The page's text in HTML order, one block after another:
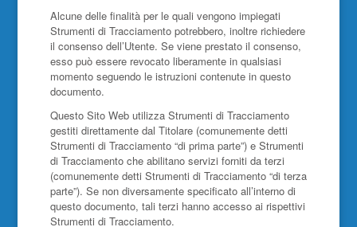
Alcune delle finalità per le quali vengono impiegati
Strumenti di Tracciamento potrebbero, inoltre richiedere
il consenso dell’Utente. Se viene prestato il consenso,
esso può essere revocato liberamente in qualsiasi
momento seguendo le istruzioni contenute in questo
documento.
Questo Sito Web utilizza Strumenti di Tracciamento
gestiti direttamente dal Titolare (comunemente detti
Strumenti di Tracciamento “di prima parte”) e Strumenti
di Tracciamento che abilitano servizi forniti da terzi
(comunemente detti Strumenti di Tracciamento “di terza
parte”). Se non diversamente specificato all’interno di
questo documento, tali terzi hanno accesso ai rispettivi
Strumenti di Tracciamento.